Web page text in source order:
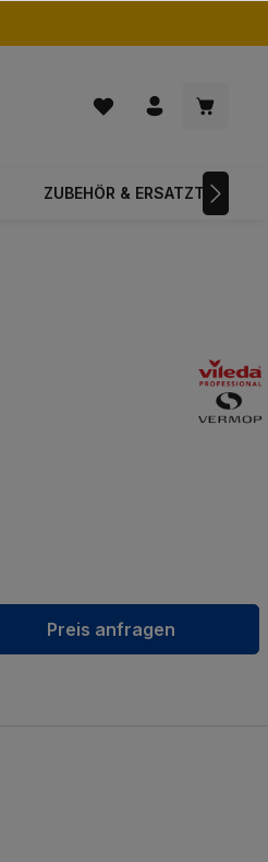
ZUBEHÖR & ERSATZTEILE
Preis anfragen